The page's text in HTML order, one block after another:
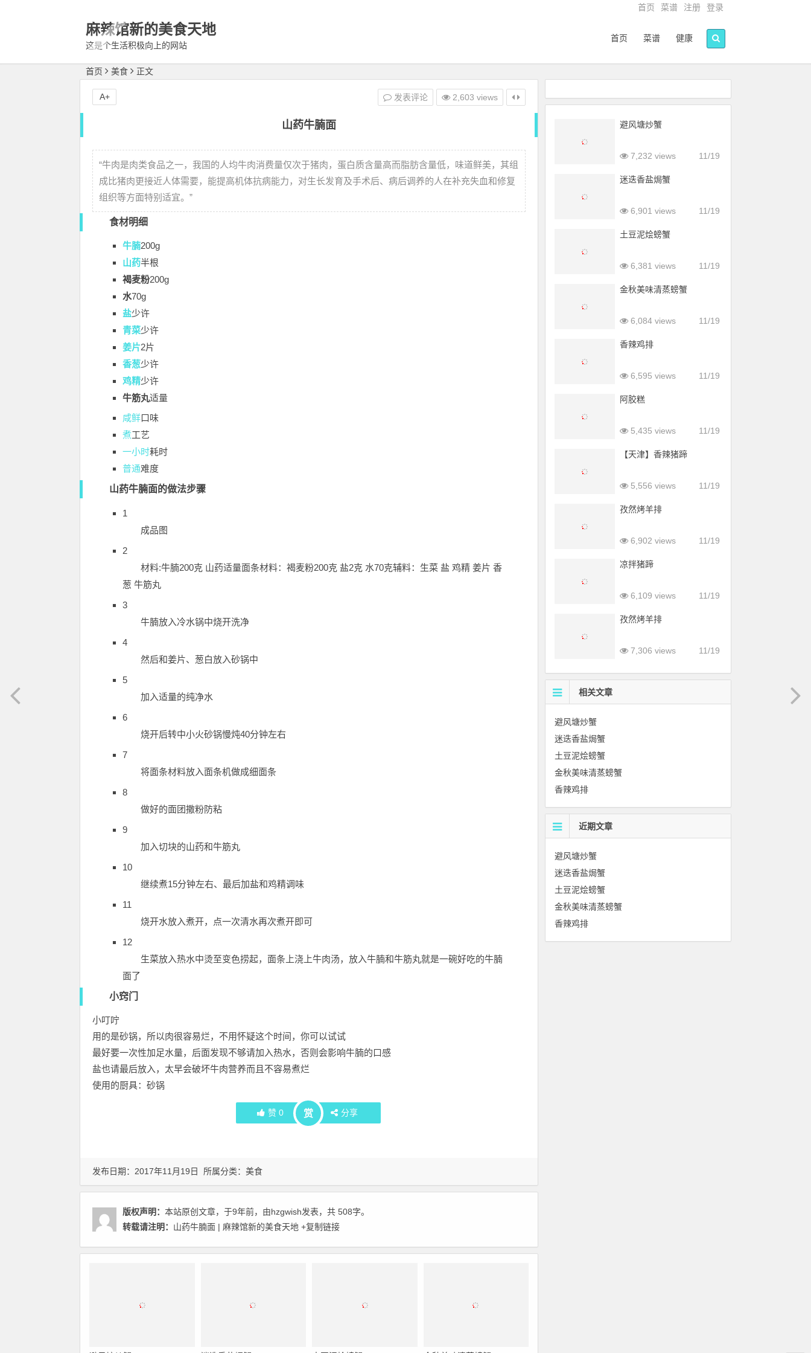
首页 菜谱 注册 登录
麻辣馆新的美食天地
这是个生活积极向上的网站
首页 菜谱 健康
首页 美食 正文
山药牛腩面
“牛肉是肉类食品之一，我国的人均牛肉消费量仅次于猪肉，蛋白质含量高而脂肪含量低，味道鲜美，其组
成比猪肉更接近人体需要，能提高机体抗病能力，对生长发育及手术后、病后调养的人在补充失血和修复
组织等方面特别适宜。 ”
食材明细
牛腩200g
山药半根
褐麦粉200g
水70g
盐少许
青菜少许
姜片2片
香葱少许
鸡精少许
牛筋丸适量
咸鲜口味
煮工艺
一小时耗时
普通难度
山药牛腩面的做法步骤
1
成品图
2
材料:牛腩200克 山药适量面条材料：褐麦粉200克 盐2克 水70克辅料：生菜 盐 鸡精 姜片 香
葱 牛筋丸
3
牛腩放入冷水锅中烧开洗净
4
然后和姜片、葱白放入砂锅中
5
加入适量的纯净水
6
烧开后转中小火砂锅慢炖40分钟左右
7
将面条材料放入面条机做成细面条
8
做好的面团撒粉防粘
9
加入切块的山药和牛筋丸
10
继续煮15分钟左右、最后加盐和鸡精调味
11
烧开水放入煮开，点一次清水再次煮开即可
12
生菜放入热水中烫至变色捞起，面条上浇上牛肉汤，放入牛腩和牛筋丸就是一碗好吃的牛腩
面了
小窍门
小叮咛
用的是砂锅，所以肉很容易烂，不用怀疑这个时间，你可以试试
最好要一次性加足水量，后面发现不够请加入热水，否则会影响牛腩的口感
盐也请最后放入，太早会破坏牛肉营养而且不容易煮烂
使用的厨具：砂锅
赞0 赏 分享
发表评论 2,603 views
A+
发布日期：2017年11月19日 所属分类： 美食
版权声明： 本站原创文章，于9年前，由hzgwish发表，共 508字。
转载请注明： 山药牛腩面 | 麻辣馆新的美食天地 +复制链接
避风塘炒蟹
11/19
7,232 views
迷迭香盐焗蟹
11/19
6,901 views
土豆泥烩螃蟹
11/19
6,381 views
金秋美味清蒸螃蟹
11/19
6,084 views
香辣鸡排
11/19
6,595 views
阿胶糕
11/19
5,435 views
【天津】香辣猪蹄
11/19
5,556 views
孜然烤羊排
11/19
6,902 views
凉拌猪蹄
11/19
6,109 views
孜然烤羊排
11/19
7,306 views
相关文章
避风塘炒蟹
迷迭香盐焗蟹
土豆泥烩螃蟹
金秋美味清蒸螃蟹
香辣鸡排
近期文章
避风塘炒蟹
迷迭香盐焗蟹
土豆泥烩螃蟹
金秋美味清蒸螃蟹
香辣鸡排